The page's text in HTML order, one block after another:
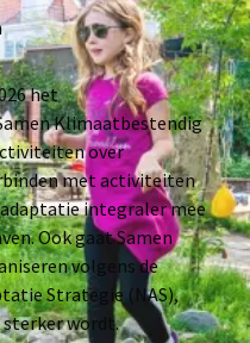
het
Klimaatbestendig
over
met activiteiten
integraler mee
Ook gaat Samen
volgens de
Strategie (NAS),
wordt.